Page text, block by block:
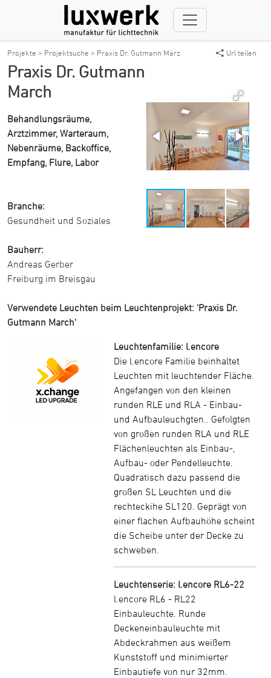
Projekte > Projektsuche > Praxis Dr. Gutmann März Url teilen
Praxis Dr. Gutmann
March
Behandlungsräume,
Arztzimmer, Warteraum,
Nebenräume, Backoffice,
Empfang, Flure, Labor
Branche:
Gesundheit und Soziales
Bauherr:
Andreas Gerber
Freiburg im Breisgau
Verwendete Leuchten beim Leuchtenprojekt: 'Praxis Dr.
Gutmann March'
Leuchtenfamilie: l.encore
Die l.encore Familie beinhaltet
Leuchten mit leuchtender Fläche.
Angefangen von den kleinen
runden RLE und RLA - Einbau-
und Aufbauleuchgten.. Gefolgten
von großen runden RLA und RLE
Flächenleuchten als Einbau-,
Aufbau- oder Pendelleuchte.
Quadratisch dazu passend die
großen SL Leuchten und die
rechteckihe SL120. Geprägt von
einer flachen Aufbauhöhe scheint
die Scheibe unter der Decke zu
schweben.
Leuchtenserie: l.encore RL6-22
l.encore RL6 - RL22
Einbauleuchte. Runde
Deckeneinbauleuchte mit
Abdeckrahmen aus weißem
Kunststoff und minimierter
Einbautiefe von nur 32mm.